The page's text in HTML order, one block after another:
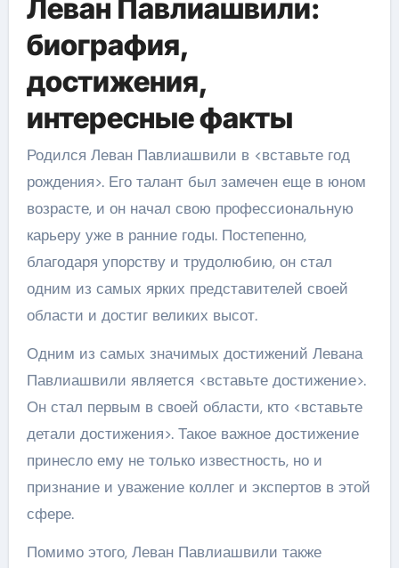
Леван Павлиашвили:
биография,
достижения,
интересные факты
Родился Леван Павлиашвили в <вставьте год
рождения>. Его талант был замечен еще в юном
возрасте, и он начал свою профессиональную
карьеру уже в ранние годы. Постепенно,
благодаря упорству и трудолюбию, он стал
одним из самых ярких представителей своей
области и достиг великих высот.
Одним из самых значимых достижений Левана
Павлиашвили является <вставьте достижение>.
Он стал первым в своей области, кто <вставьте
детали достижения>. Такое важное достижение
принесло ему не только известность, но и
признание и уважение коллег и экспертов в этой
сфере.
Помимо этого, Леван Павлиашвили также